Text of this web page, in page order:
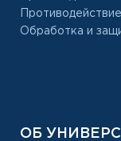
Обработка и
ОБ